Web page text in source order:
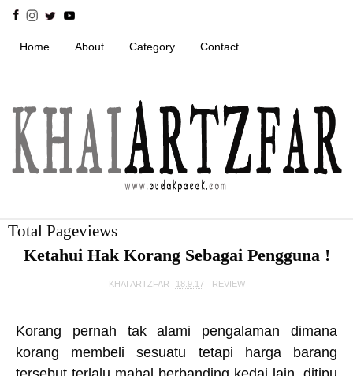
Home About Category Contact
Total Pageviews
Ketahui Hak Korang Sebagai Pengguna !
KHAI ARTZFAR 18.9.17 REVIEW
Korang pernah tak alami pengalaman dimana
korang membeli sesuatu tetapi harga barang